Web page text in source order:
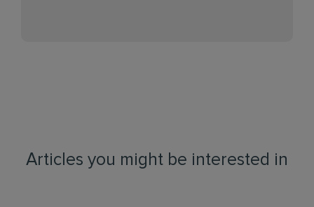
Articles you might be interested in